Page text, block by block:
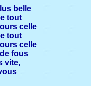
belle
tout
celle
tout
celle
fous
vite,